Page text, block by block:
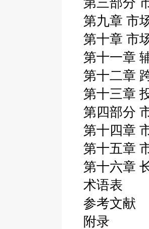
第九章 市
第十章 市
第十一章
第十二章
第十三章
第四部分
第十四章
第十五章
第十六章
术语表
参考文献
附录